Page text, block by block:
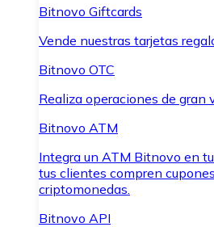
Bitnovo Giftcards
Vende nuestras tarjetas
Bitnovo OTC
Realiza operaciones de gran
Bitnovo ATM
Integra un ATM Bitnovo en
tus clientes compren
criptomonedas.
Bitnovo API